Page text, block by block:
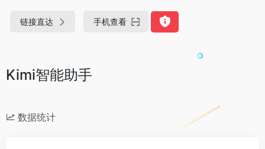
链接直达 手机查看
Kimi智能助手
数据统计